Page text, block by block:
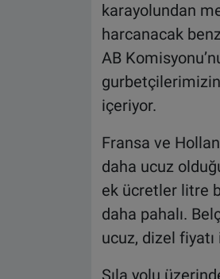
karayolundan
harcanacak
AB
içeriyor.
Fransa ve
daha ucuz
ek ücretler litre
daha pahalı.
ucuz, dizel